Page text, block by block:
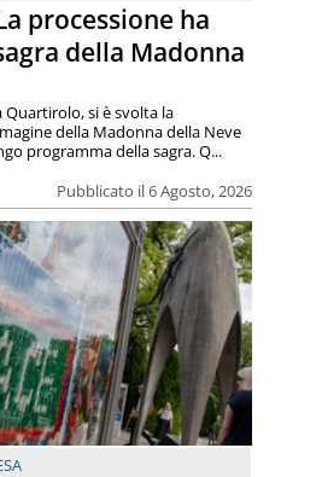
processione ha
della Madonna
Pubblicato il 6 Agosto, 2026
Quartirolo, si è svolta la
della Madonna della Neve
programma della sagra. Q...